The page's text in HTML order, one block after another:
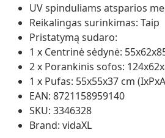
UV spinduliams atsparios
Reikalingas surinkimas: Taip
Pristatymą sudaro:
1 x Centrinė sėdynė:
2 x Porankinis sofos:
1 x Pufas: 55x55x37 cm
EAN: 8721158959140
SKU: 3346328
Brand: vidaXL